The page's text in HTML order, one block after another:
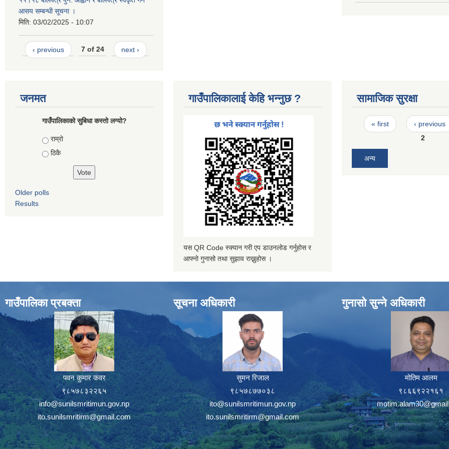
आसय सम्बन्धी सूचना ।
मिति: 03/02/2025 - 10:07
‹ previous 7 of 24 next ›
जनमत
गाउँपालिकाको सुबिधा कस्तो लग्यो?
Choices
राम्रो
ठिकै
Older polls
Results
गाउँपालिकालाई केहि भन्नुछ ?
यस QR Code स्क्यान गरी एप डाउनलोड गर्नुहोस र
आफ्नो गुनासो तथा सुझाव राख्नुहोस ।
सामाजिक सुरक्षा
Pages
« first
‹ previous
2
अन्य
गाउँपालिका प्रबक्ता
पवन कुमार कवर
९८५७८३२२६५
info@sunilsmritimun.gov.np
ito.sunilsmritirm@gmail.com
सूचना अधिकारी
सुमन रिजाल
९८५७८७७०३८
ito@sunilsmritimun.gov.np
ito.sunilsmritirm@gmail.com
गुनासो सुन्ने अधिकारी
मोतिम आलम
९८६६९२२१६१